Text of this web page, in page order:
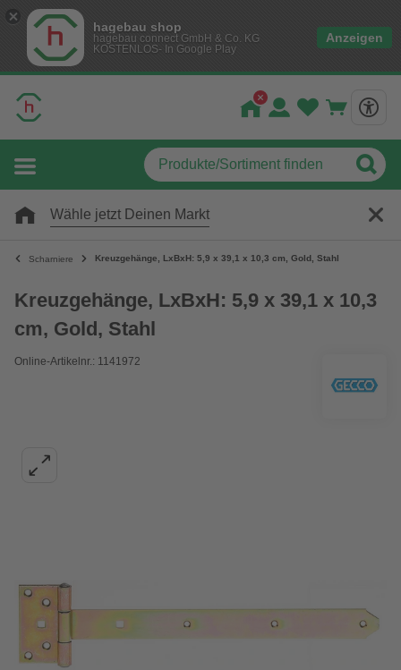
hagebau shop
hagebau connect GmbH & Co. KG
KOSTENLOS- In Google Play
Anzeigen
Wähle jetzt Deinen Markt
Scharniere Kreuzgehänge, LxBxH: 5,9 x 39,1 x 10,3 cm, Gold, Stahl
Kreuzgehänge, LxBxH: 5,9 x 39,1 x 10,3
cm, Gold, Stahl
Online-Artikelnr.: 1141972